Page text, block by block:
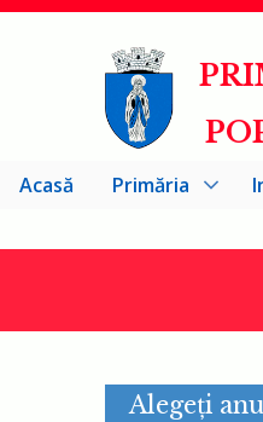
conţinutul
Acasă Primăria
Alegeți